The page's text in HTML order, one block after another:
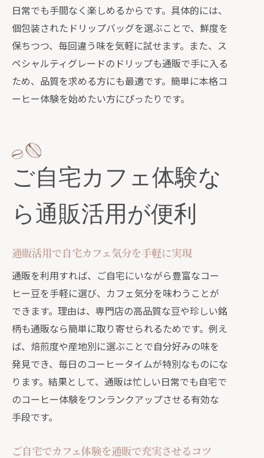
日常でも手間なく楽しめるからです。具体的には、
個包装されたドリップバッグを選ぶことで、鮮度を
保ちつつ、毎回違う味を気軽に試せます。また、ス
ペシャルティグレードのドリップも通販で手に入る
ため、品質を求める方にも最適です。簡単に本格コ
ーヒー体験を始めたい方にぴったりです。
ご自宅カフェ体験な
ら通販活用が便利
通販活用で自宅カフェ気分を手軽に実現
通販を利用すれば、ご自宅にいながら豊富なコー
ヒー豆を手軽に選び、カフェ気分を味わうことが
できます。理由は、専門店の高品質な豆や珍しい銘
柄も通販なら簡単に取り寄せられるためです。例え
ば、焙煎度や産地別に選ぶことで自分好みの味を
発見でき、毎日のコーヒータイムが特別なものにな
ります。結果として、通販は忙しい日常でも自宅で
のコーヒー体験をワンランクアップさせる有効な
手段です。
ご自宅でカフェ体験を通販で充実させるコツ